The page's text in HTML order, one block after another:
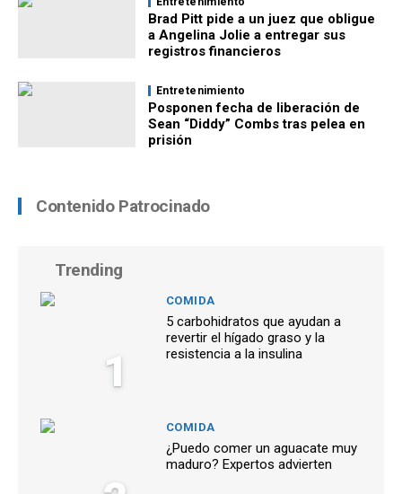
Brad Pitt pide a un juez que obligue
a Angelina Jolie a entregar sus
registros financieros
Entretenimiento
Posponen fecha de liberación de
Sean “Diddy” Combs tras pelea en
prisión
Contenido Patrocinado
Trending
1
COMIDA
5 carbohidratos que ayudan a
revertir el hígado graso y la
resistencia a la insulina
COMIDA
¿Puedo comer un aguacate muy
maduro? Expertos advierten